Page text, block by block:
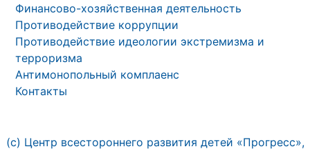
Финансово-хозяйственная деятельность
Противодействие коррупции
Противодействие идеологии экстремизма и
терроризма
Антимонопольный комплаенс
Контакты
(с) Центр всестороннего развития детей «Прогресс»,